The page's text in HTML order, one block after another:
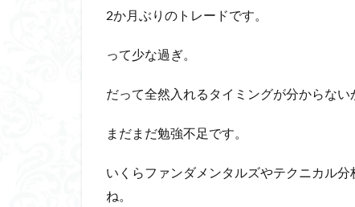
2か月ぶりのトレードです。
って少な過ぎ。
だって全然入れるタイミングが分からない
まだまだ勉強不足です。
いくらファンダメンタルズやテクニカル
ね。